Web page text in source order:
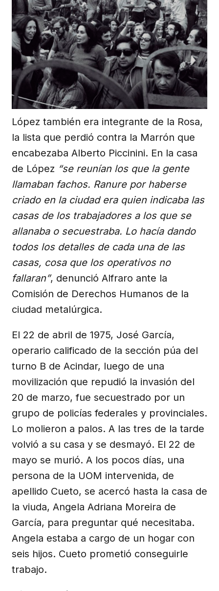
López también era integrante de la Rosa,
la lista que perdió contra la Marrón que
encabezaba Alberto Piccinini. En la casa
de López “se reunían los que la gente
llamaban fachos. Ranure por haberse
criado en la ciudad era quien indicaba las
casas de los trabajadores a los que se
allanaba o secuestraba. Lo hacía dando
todos los detalles de cada una de las
casas, cosa que los operativos no
fallaran”, denunció Alfraro ante la
Comisión de Derechos Humanos de la
ciudad metalúrgica.
El 22 de abril de 1975, José García,
operario calificado de la sección púa del
turno B de Acindar, luego de una
movilización que repudió la invasión del
20 de marzo, fue secuestrado por un
grupo de policías federales y provinciales.
Lo molieron a palos. A las tres de la tarde
volvió a su casa y se desmayó. El 22 de
mayo se murió. A los pocos días, una
persona de la UOM intervenida, de
apellido Cueto, se acercó hasta la casa de
la viuda, Angela Adriana Moreira de
García, para preguntar qué necesitaba.
Angela estaba a cargo de un hogar con
seis hijos. Cueto prometió conseguirle
trabajo.